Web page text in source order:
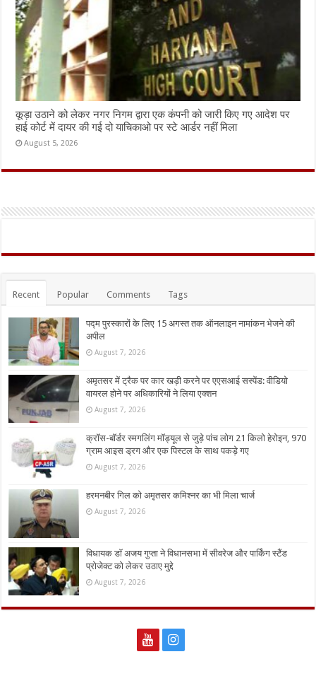
कूड़ा उठाने को लेकर नगर निगम द्वारा एक कंपनी को जारी किए गए आदेश पर
हाई कोर्ट में दायर की गई दो याचिकाओ पर स्टे आर्डर नहीं मिला
August 5, 2026
Recent Popular Comments Tags
पद्म पुरस्कारों के लिए 15 अगस्त तक ऑनलाइन नामांकन भेजने की
अपील
August 7, 2026
अमृतसर में ट्रैक पर कार खड़ी करने पर एएसआई सस्पेंड: वीडियो
वायरल होने पर अधिकारियों ने लिया एक्शन
August 7, 2026
क्रॉस-बॉर्डर स्मगलिंग मॉड्यूल से जुड़े पांच लोग 21 किलो हेरोइन, 970
ग्राम आइस ड्रग और एक पिस्टल के साथ पकड़े गए
August 7, 2026
हरमनबीर गिल को अमृतसर कमिश्नर का भी मिला चार्ज
August 7, 2026
विधायक डॉ अजय गुप्ता ने विधानसभा में सीवरेज और पार्किंग स्टैंड
प्रोजेक्ट को लेकर उठाए मुद्दे
August 7, 2026